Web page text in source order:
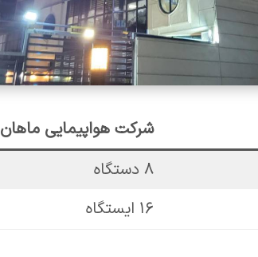
شرکت هواپیمایی ماهان
۸ دستگاه
۱۶ ایستگاه